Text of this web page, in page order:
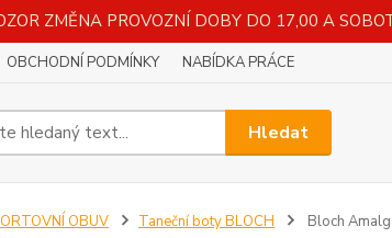
ZMĚNA PROVOZNÍ DOBY DO 17,00 A
OBCHODNÍ PODMÍNKY NABÍDKA PRÁCE
Hledat
OBUV Taneční boty BLOCH Bloch